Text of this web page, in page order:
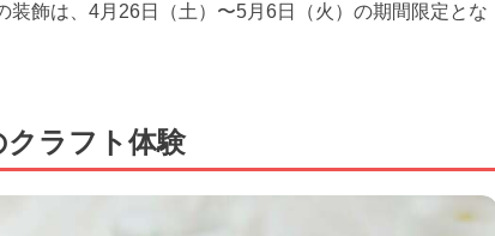
装飾は、4月26日（土）〜5月6日（火）の期間限定とな
ラフト体験